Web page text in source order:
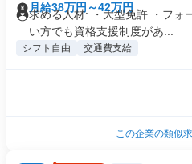
月給38万円～42万円
求める人材: ・大型免許 ・フ
い方でも資格支援制度があ...
シフト自由 交通費支給
この企業の類似